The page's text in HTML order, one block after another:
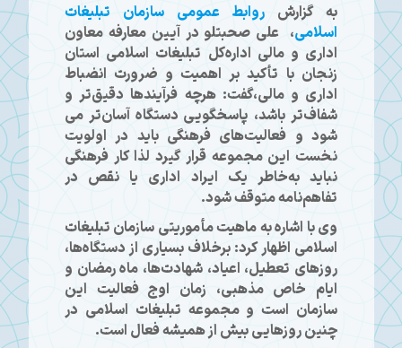
به گزارش روابط عمومی سازمان تبلیغات
اسلامی، علی صحبتلو در آیین معارفه معاون
اداری و مالی اداره‌کل تبلیغات اسلامی استان
زنجان با تأکید بر اهمیت و ضرورت انضباط
اداری و مالی،گفت: هرچه فرآیندها دقیق‌تر و
شفاف‌تر باشد، پاسخگویی دستگاه آسان‌تر می
شود و فعالیت‌های فرهنگی باید در اولویت
نخست این مجموعه قرار گیرد لذا کار فرهنگی
نباید به‌خاطر یک ایراد اداری یا نقص در
تفاهم‌نامه متوقف شود.
وی با اشاره به ماهیت مأموریتی سازمان تبلیغات
اسلامی اظهار کرد: برخلاف بسیاری از دستگاه‌ها،
روزهای تعطیل، اعیاد، شهادت‌ها، ماه رمضان و
ایام خاص مذهبی، زمان اوج فعالیت این
سازمان است و مجموعه تبلیغات اسلامی در
چنین روزهایی بیش از همیشه فعال است.